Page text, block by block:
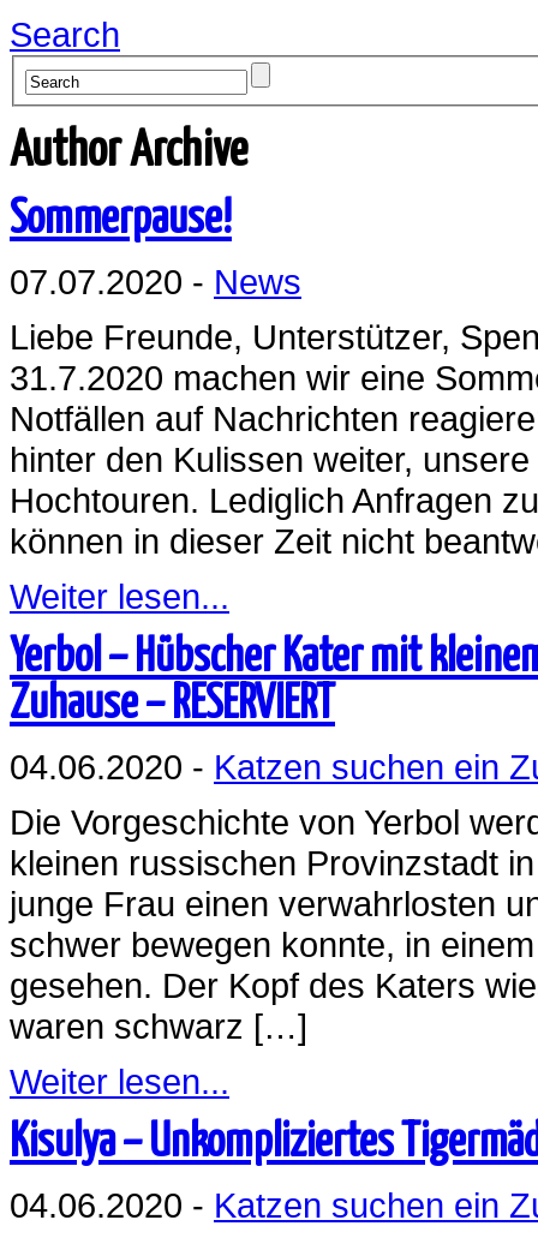
Search
Author Archive
Sommerpause!
07.07.2020 - News
Liebe Freunde, Unterstützer,
31.7.2020 machen wir eine
Notfällen auf Nachrichten
hinter den Kulissen weiter,
Hochtouren. Lediglich Anfragen
können in dieser Zeit nicht
Weiter lesen...
Yerbol – Hübscher Kater mit
Zuhause – RESERVIERT
04.06.2020 - Katzen suchen ein
Die Vorgeschichte von Yerbol
kleinen russischen Provinzstadt
junge Frau einen verwahrlosten
schwer bewegen konnte, in
gesehen. Der Kopf des Katers
waren schwarz […]
Weiter lesen...
Kisulya – Unkompliziertes
04.06.2020 - Katzen suchen ein